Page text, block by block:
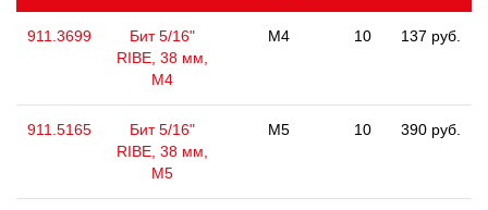
911.3699
Бит 5/16"
RIBE, 38 мм,
M4
M4 10 137 руб.
911.5165
Бит 5/16"
RIBE, 38 мм,
М5
M5 10 390 руб.